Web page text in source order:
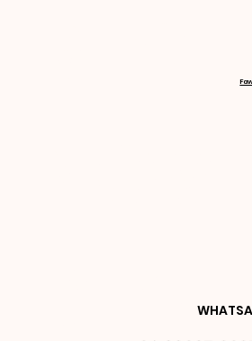
DES E